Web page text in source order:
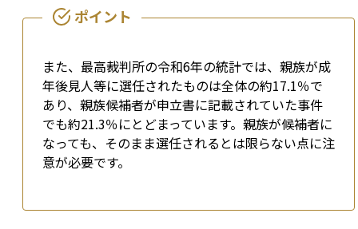
また、最高裁判所の令和6年の統計では、親族が成
年後見人等に選任されたものは全体の約17.1％で
あり、親族候補者が申立書に記載されていた事件
でも約21.3％にとどまっています。親族が候補者に
なっても、そのまま選任されるとは限らない点に注
意が必要です。